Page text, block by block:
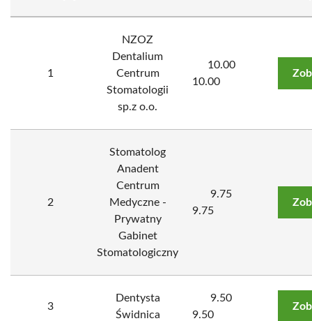
1
NZOZ
Dentalium
Centrum
Stomatologii
sp.z o.o.
10.00
10.00
2
Stomatolog
Anadent
Centrum
Medyczne -
Prywatny
Gabinet
Stomatologiczny
9.75
9.75
3
Dentysta
Świdnica
9.50
9.50